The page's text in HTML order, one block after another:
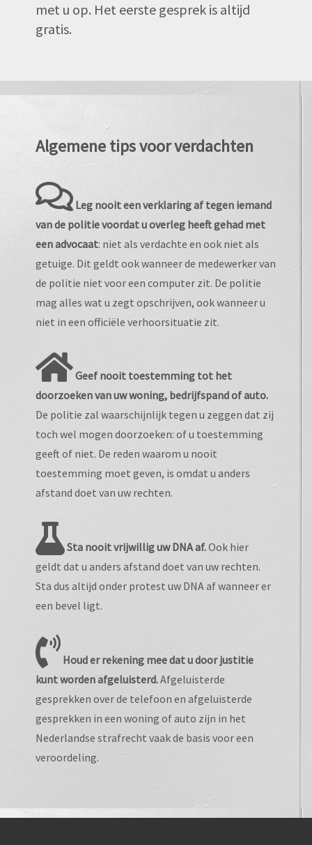
met u op. Het eerste gesprek is altijd
gratis.
Algemene tips voor verdachten
Leg nooit een verklaring af tegen iemand
van de politie voordat u overleg heeft gehad met
een advocaat: niet als verdachte en ook niet als
getuige. Dit geldt ook wanneer de medewerker van
de politie niet voor een computer zit. De politie
mag alles wat u zegt opschrijven, ook wanneer u
niet in een officiële verhoorsituatie zit.
Geef nooit toestemming tot het
doorzoeken van uw woning, bedrijfspand of auto.
De politie zal waarschijnlijk tegen u zeggen dat zij
toch wel mogen doorzoeken: of u toestemming
geeft of niet. De reden waarom u nooit
toestemming moet geven, is omdat u anders
afstand doet van uw rechten.
Sta nooit vrijwillig uw DNA af.Ook hier
geldt dat u anders afstand doet van uw rechten.
Sta dus altijd onder protest uw DNA af wanneer er
een bevel ligt.
Houd er rekening mee dat u door justitie
kunt worden afgeluisterd.Afgeluisterde
gesprekken over de telefoon en afgeluisterde
gesprekken in een woning of auto zijn in het
Nederlandse strafrecht vaak de basis voor een
veroordeling.